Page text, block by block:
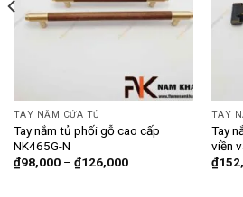
TAY NẮM CỬA TỦ
Tay nắm tủ phối gỗ cao cấp
NK465G-N
₫98,000– ₫126,000
TAY
Tay
viền
₫